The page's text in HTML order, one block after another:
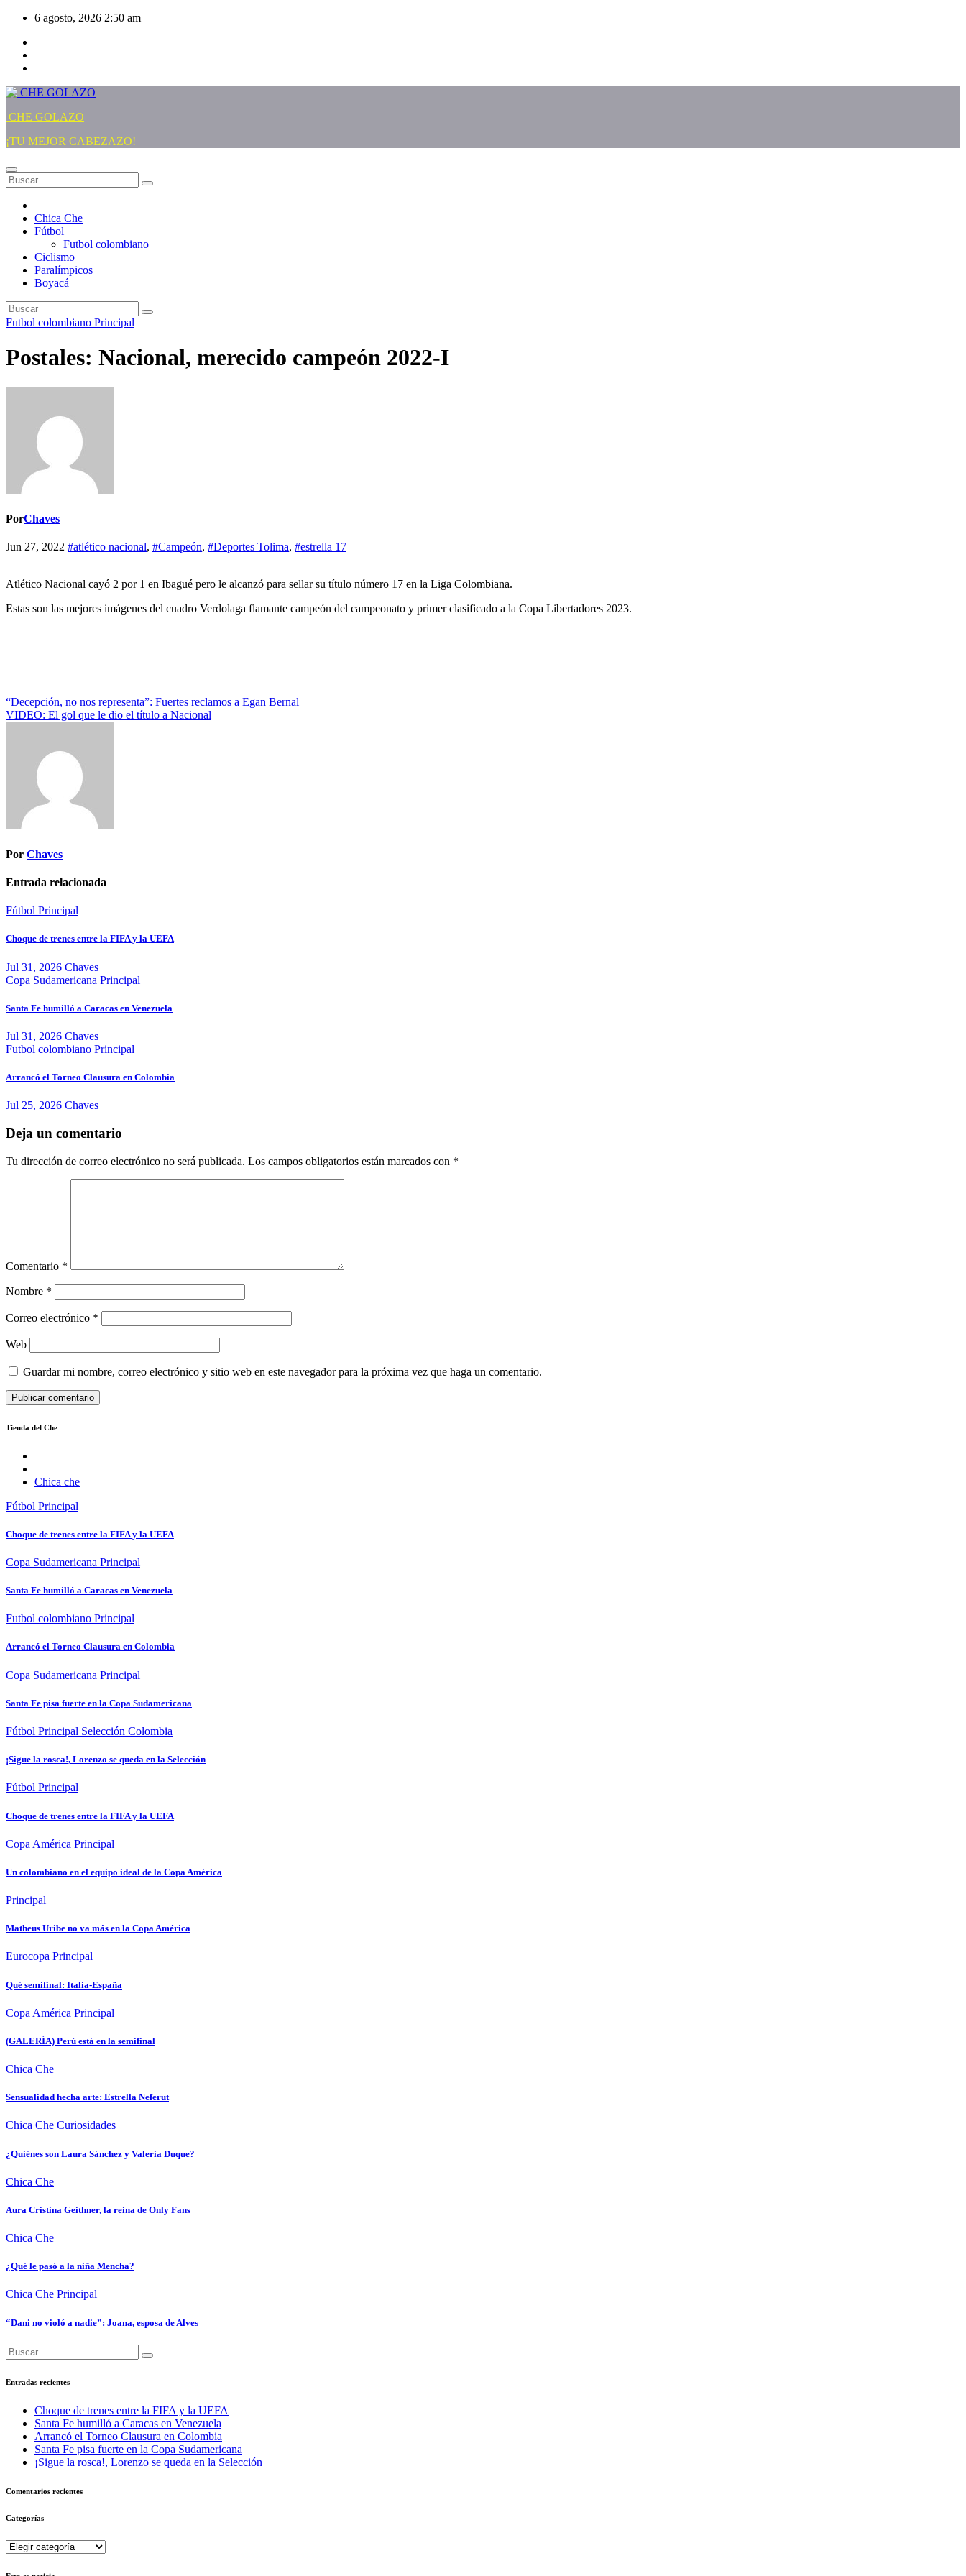
Saltar
contenido
6 agosto, 2026 2:50 am
CHE GOLAZO
¡TU MEJOR CABEZAZO!
Chica Che
Fútbol
Futbol colombiano
Ciclismo
Paralímpicos
Boyacá
Futbol colombiano Principal
Postales: Nacional, merecido campeón 2022-I
PorChaves
Jun 27, 2022 #atlético nacional, #Campeón, #Deportes Tolima, #estrella 17
Atlético Nacional cayó 2 por 1 en Ibagué pero le alcanzó para sellar su título número 17 en la Liga Colombiana.
Estas son las mejores imágenes del cuadro Verdolaga flamante campeón del campeonato y primer clasificado a la Copa Libertadores 2023.
Navegación
de
“Decepción, no nos representa”: Fuertes reclamos a Egan Bernal
VIDEO: El gol que le dio el título a Nacional
Por Chaves
Entrada relacionada
Fútbol Principal
Choque de trenes entre la FIFA y la UEFA
Jul 31, 2026 Chaves
Copa Sudamericana Principal
Santa Fe humilló a Caracas en Venezuela
Jul 31, 2026 Chaves
Futbol colombiano Principal
Arrancó el Torneo Clausura en Colombia
Jul 25, 2026 Chaves
Deja un comentario
Tu dirección de correo electrónico no será publicada. Los campos obligatorios están marcados con *
Comentario *
Nombre *
Correo electrónico *
Web
Guardar mi nombre, correo electrónico y sitio web en este navegador para la próxima vez que haga un comentario.
Tienda del Che
Chica che
Fútbol Principal
Choque de trenes entre la FIFA y la UEFA
Copa Sudamericana Principal
Santa Fe humilló a Caracas en Venezuela
Futbol colombiano Principal
Arrancó el Torneo Clausura en Colombia
Copa Sudamericana Principal
Santa Fe pisa fuerte en la Copa Sudamericana
Fútbol Principal Selección Colombia
¡Sigue la rosca!, Lorenzo se queda en la Selección
Fútbol Principal
Choque de trenes entre la FIFA y la UEFA
Copa América Principal
Un colombiano en el equipo ideal de la Copa América
Principal
Matheus Uribe no va más en la Copa América
Eurocopa Principal
Qué semifinal: Italia-España
Copa América Principal
(GALERÍA) Perú está en la semifinal
Chica Che
Sensualidad hecha arte: Estrella Neferut
Chica Che Curiosidades
¿Quiénes son Laura Sánchez y Valeria Duque?
Chica Che
Aura Cristina Geithner, la reina de Only Fans
Chica Che
¿Qué le pasó a la niña Mencha?
Chica Che Principal
“Dani no violó a nadie”: Joana, esposa de Alves
Entradas recientes
Choque de trenes entre la FIFA y la UEFA
Santa Fe humilló a Caracas en Venezuela
Arrancó el Torneo Clausura en Colombia
Santa Fe pisa fuerte en la Copa Sudamericana
¡Sigue la rosca!, Lorenzo se queda en la Selección
Comentarios recientes
Categorías
Categorías